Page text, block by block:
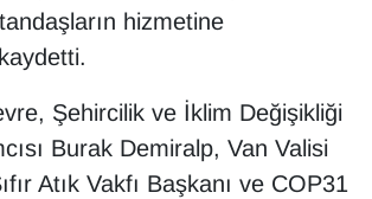
hizmetine
Şehircilik ve İklim Değişikliği
Burak Demiralp, Van Valisi
Atık Vakfı Başkanı ve COP31